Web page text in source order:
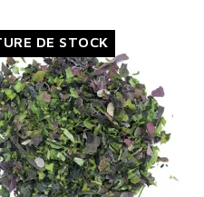
DE STOCK
Cancel